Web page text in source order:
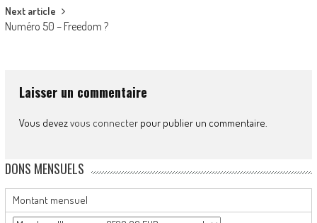
Next article
Numéro 50 – Freedom ?
Laisser un commentaire
Vous devezvous connecterpour publier un commentaire.
DONS MENSUELS
Montant mensuel